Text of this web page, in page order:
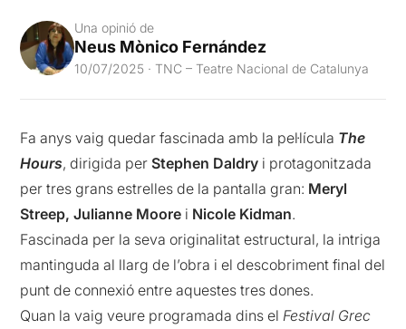
Una opinió de
Neus Mònico Fernández
10/07/2025 · TNC – Teatre Nacional de Catalunya
Fa anys vaig quedar fascinada amb la pel·lícula The
Hours, dirigida perStephen Daldry i protagonitzada
per tres grans estrelles de la pantalla gran: Meryl
Streep, Julianne Moore i Nicole Kidman.
Fascinada per la seva originalitat estructural, la intriga
mantinguda al llarg de l’obra i el descobriment final del
punt de connexió entre aquestes tres dones.
Quan la vaig veure programada dins elFestival Grec